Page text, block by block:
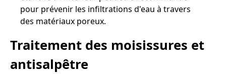
pour prévenir les infiltrations d'eau à travers
des matériaux poreux.
Traitement des moisissures et
antisalpêtre